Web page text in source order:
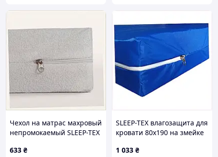
Чехол на матрас махровый
непромокаемый SLEEP-TEX
782257KA0
633 ₴
SLEEP-TEX влагозащита для
кровати 80х190 на змейке
1 033 ₴